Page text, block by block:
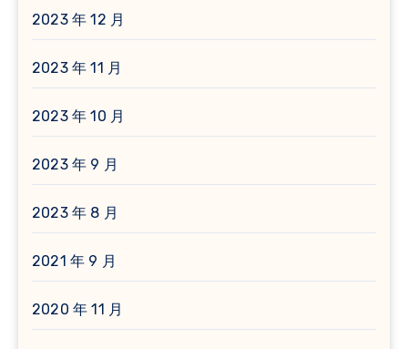
2023 年 12 月
2023 年 11 月
2023 年 10 月
2023 年 9 月
2023 年 8 月
2021 年 9 月
2020 年 11 月